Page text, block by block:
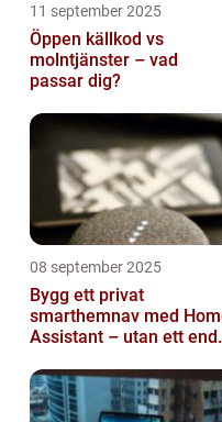
11 september 2025
Öppen källkod vs
molntjänster – vad
passar dig?
08 september 2025
Bygg ett privat
smarthemnav med
Assistant – utan ett